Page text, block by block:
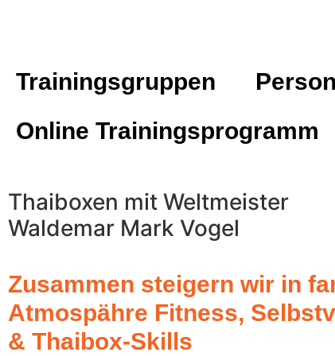
Trainingsgruppen
Online Trainingsprogramm
Thaiboxen mit Weltmeister
Waldemar Mark Vogel
Zusammen steigern wir in
Atmospähre Fitness,
& Thaibox-Skills